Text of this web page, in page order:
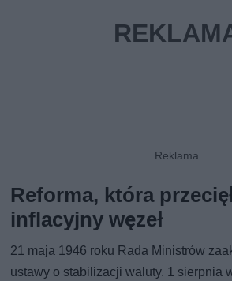
Reforma, która
inflacyjny węzeł
21 maja 1946 roku Rada Ministrów
ustawy o stabilizacji waluty. 1 sierpnia